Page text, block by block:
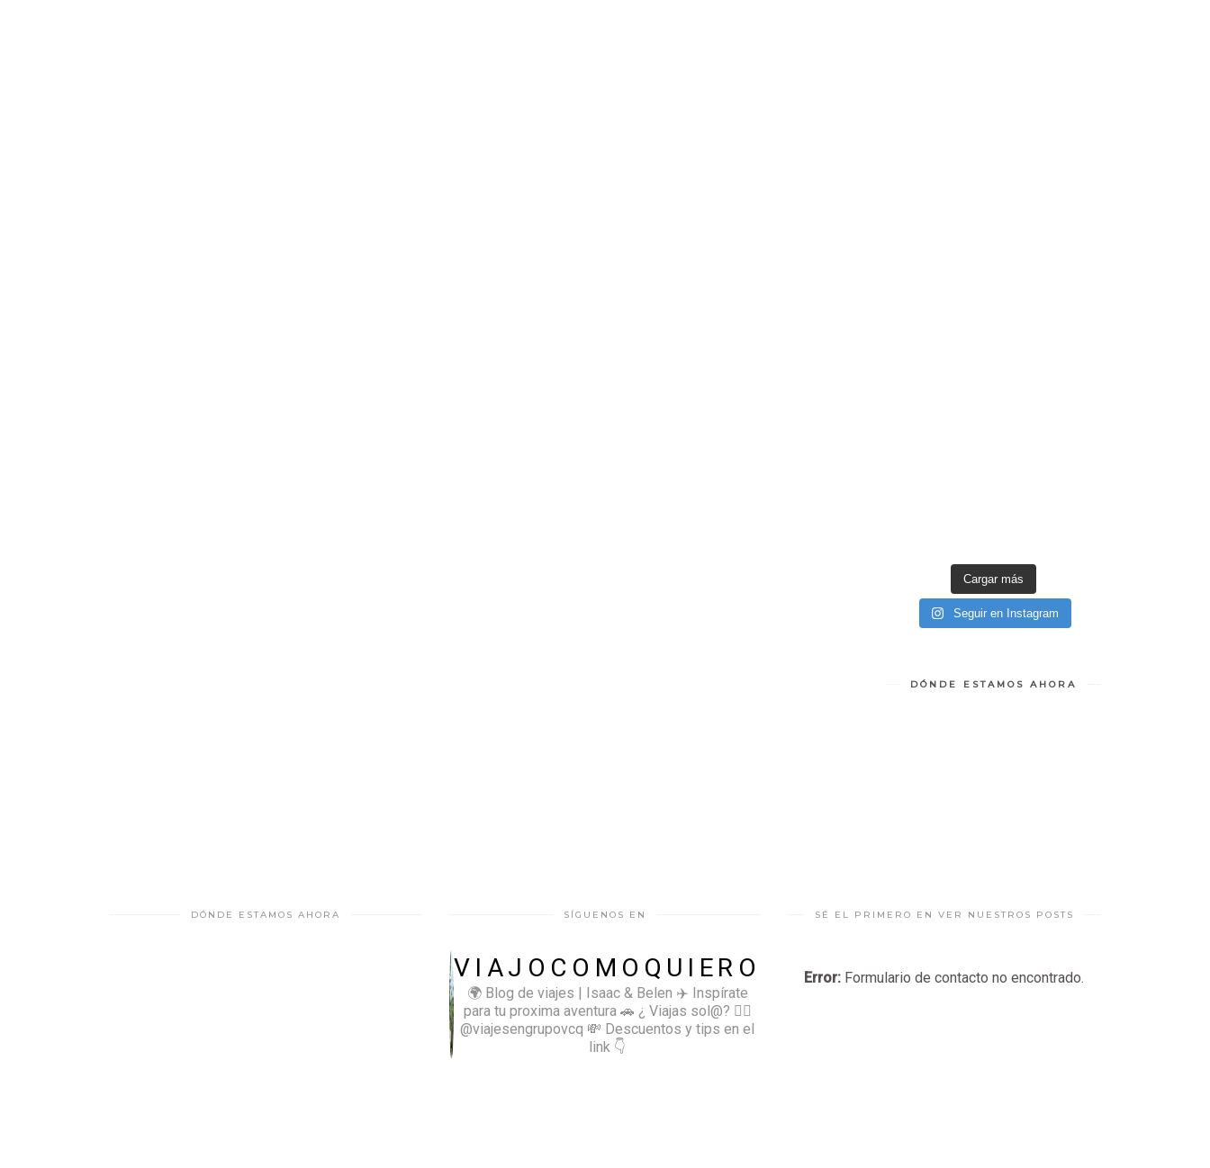
Cargar más
Seguir en Instagram
DÓNDE ESTAMOS AHORA
DÓNDE ESTAMOS AHORA SÍGUENOS EN
VIAJOCOMOQUIERO
🌍 Blog de viajes | Isaac & Belen ✈️ Inspírate
para tu proxima aventura 🚗 ¿ Viajas sol@? 👉🏻
@viajesengrupovcq 💸 Descuentos y tips en el
link 👇
SÉ EL PRIMERO EN VER NUESTROS POSTS
Error: Formulario de contacto no encontrado.